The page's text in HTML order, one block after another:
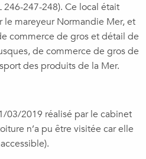
247-248). Ce local était
mareyeur Normandie Mer, et
commerce de gros et détail de
de commerce de gros de
des produits de la Mer.
03/2019 réalisé par le cabinet
n’a pu être visitée car elle